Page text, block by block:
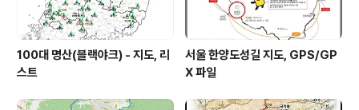
100대 명산(블랙야크) - 지도, 리
스트
서울 한양도성길 지도, GPS/GP
X 파일